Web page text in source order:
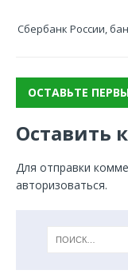
Сбербанк России,
ОСТАВЬТЕ
Оставить
Для отправки
авторизоваться.